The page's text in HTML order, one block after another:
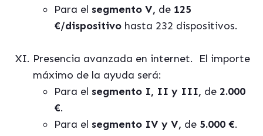
Para el segmento V, de 125
€/dispositivo hasta 232 dispositivos.
Presencia avanzada en internet.
El importe
máximo de la ayuda será:
Para el segmento I, II y III, de 2.000
€.
Para el segmento IV y V, de 5.000 €.